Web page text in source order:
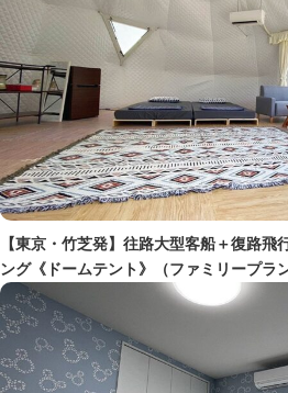
【東京・竹芝発】往路大型客船＋復路
ング《ドームテント》（ファミリープラ